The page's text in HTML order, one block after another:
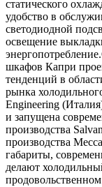
статического
удобство в
светодиодной
освещение
шкафов Капри
тенденций в
рынка
Engineering
и запущена
производства
производства
габариты,
делают